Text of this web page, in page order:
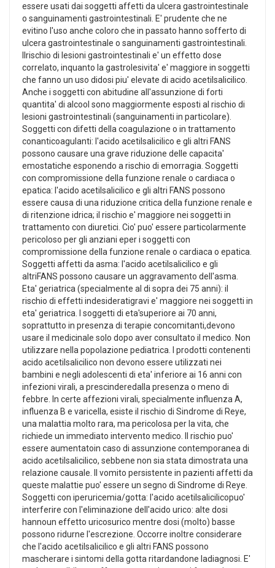
essere usati dai soggetti affetti da ulcera gastrointestinale
o sanguinamenti gastrointestinali. E' prudente che ne
evitino l'uso anche coloro che in passato hanno sofferto di
ulcera gastrointestinale o sanguinamenti gastrointestinali.
Ilrischio di lesioni gastrointestinali e' un effetto dose
correlato, inquanto la gastrolesivita' e' maggiore in soggetti
che fanno un uso didosi piu' elevate di acido acetilsalicilico.
Anche i soggetti con abitudine all'assunzione di forti
quantita' di alcool sono maggiormente esposti al rischio di
lesioni gastrointestinali (sanguinamenti in particolare).
Soggetti con difetti della coagulazione o in trattamento
conanticoagulanti: l'acido acetilsalicilico e gli altri FANS
possono causare una grave riduzione delle capacita'
emostatiche esponendo a rischio di emorragia. Soggetti
con compromissione della funzione renale o cardiaca o
epatica: l'acido acetilsalicilico e gli altri FANS possono
essere causa di una riduzione critica della funzione renale e
di ritenzione idrica; il rischio e' maggiore nei soggetti in
trattamento con diuretici. Cio' puo' essere particolarmente
pericoloso per gli anziani eper i soggetti con
compromissione della funzione renale o cardiaca o epatica.
Soggetti affetti da asma: l'acido acetilsalicilico e gli
altriFANS possono causare un aggravamento dell'asma.
Eta' geriatrica (specialmente al di sopra dei 75 anni): il
rischio di effetti indesideratigravi e' maggiore nei soggetti in
eta' geriatrica. I soggetti di eta'superiore ai 70 anni,
soprattutto in presenza di terapie concomitanti,devono
usare il medicinale solo dopo aver consultato il medico. Non
utilizzare nella popolazione pediatrica. I prodotti contenenti
acido acetilsalicilico non devono essere utilizzati nei
bambini e negli adolescenti di eta' inferiore ai 16 anni con
infezioni virali, a prescinderedalla presenza o meno di
febbre. In certe affezioni virali, specialmente influenza A,
influenza B e varicella, esiste il rischio di Sindrome di Reye,
una malattia molto rara, ma pericolosa per la vita, che
richiede un immediato intervento medico. Il rischio puo'
essere aumentatoin caso di assunzione contemporanea di
acido acetilsalicilico, sebbene non sia stata dimostrata una
relazione causale. Il vomito persistente in pazienti affetti da
queste malattie puo' essere un segno di Sindrome di Reye.
Soggetti con iperuricemia/gotta: l'acido acetilsalicilicopuo'
interferire con l'eliminazione dell'acido urico: alte dosi
hannoun effetto uricosurico mentre dosi (molto) basse
possono ridurne l'escrezione. Occorre inoltre considerare
che l'acido acetilsalicilico e gli altri FANS possono
mascherare i sintomi della gotta ritardandone ladiagnosi. E'